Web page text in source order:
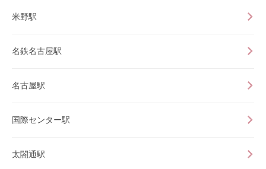
米野駅
名鉄名古屋駅
名古屋駅
国際センター駅
太閤通駅